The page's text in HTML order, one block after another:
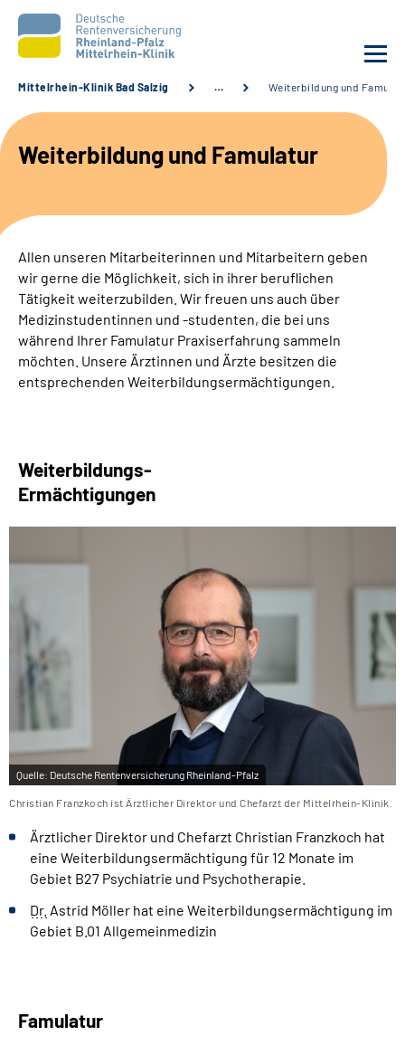
Unsere Klinik
Unsere Angebote
Ihre Rehabilitation
Karriere
Zuweisende &
Selbsthilfegruppen
Suche
Gebärdensprache
Mittelrhein-Klinik Bad Salzig … Weiterbildung und
Weiterbildung und Famulatur
Allen unseren Mitarbeiterinnen und Mitarbeitern geben
wir gerne die Möglichkeit, sich in ihrer beruflichen
Tätigkeit weiterzubilden. Wir freuen uns auch über
Medizinstudentinnen und -studenten, die bei uns
während Ihrer Famulatur Praxiserfahrung sammeln
möchten. Unsere Ärztinnen und Ärzte besitzen die
entsprechenden Weiterbildungsermächtigungen.
Weiterbildungs-
Ermächtigungen
Quelle: Deutsche Rentenversicherung Rheinland-Pfalz
Christian Franzkoch ist Ärztlicher Direktor und Chefarzt der Mittelrhein-Klinik.
Ärztlicher Direktor und Chefarzt Christian Franzkoch hat
eine Weiterbildungsermächtigung für 12 Monate im
Gebiet B27 Psychiatrie und Psychotherapie.
Dr. Astrid Möller hat eine Weiterbildungsermächtigung im
Gebiet B.01 Allgemeinmedizin
Famulatur